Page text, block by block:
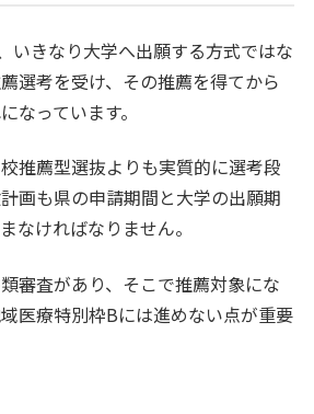
いきなり大学へ出願する方式ではな
選考を受け、その推薦を得てから
なっています。
推薦型選抜よりも実質的に選考段
画も県の申請期間と大学の出願期
なければなりません。
審査があり、そこで推薦対象にな
医療特別枠Bには進めない点が重要